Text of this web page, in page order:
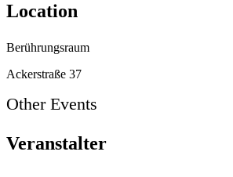
Location
Berührungsraum
Ackerstraße 37
Other Events
Veranstalter